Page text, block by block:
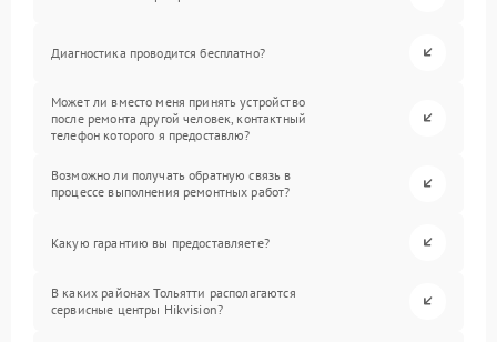
Диагностика проводится бесплатно?
Может ли вместо меня принять устройство
после ремонта другой человек, контактный
телефон которого я предоставлю?
Возможно ли получать обратную связь в
процессе выполнения ремонтных работ?
Какую гарантию вы предоставляете?
В каких районах Тольятти располагаются
сервисные центры Hikvision?